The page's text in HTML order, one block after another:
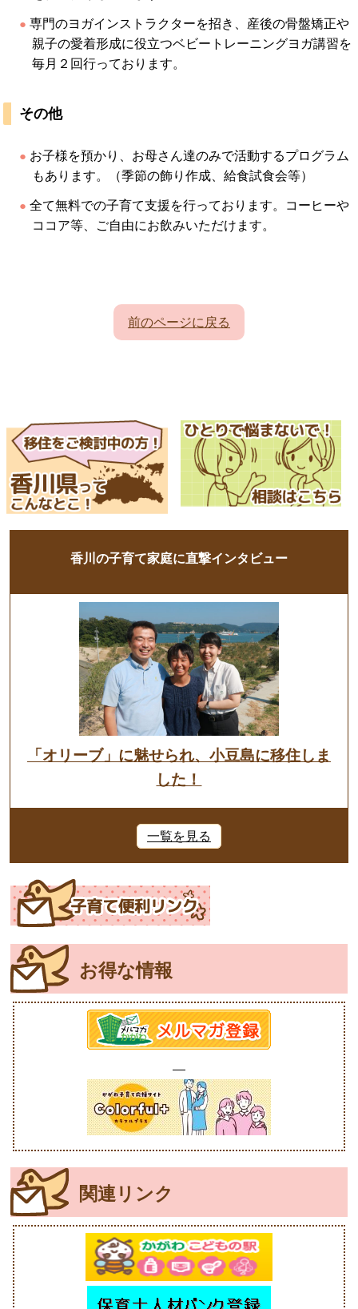
専門のヨガインストラクターを招き、産後の骨盤矯正や
親子の愛着形成に役立つベビートレーニングヨガ講習を
毎月２回行っております。
その他
お子様を預かり、お母さん達のみで活動するプログラム
もあります。（季節の飾り作成、給食試食会等）
全て無料での子育て支援を行っております。コーヒーや
ココア等、ご自由にお飲みいただけます。
前のページに戻る
香川の子育て家庭に直撃インタビュー
「オリーブ」に魅せられ、小豆島に移住しま
した！
一覧を見る
お得な情報
関連リンク